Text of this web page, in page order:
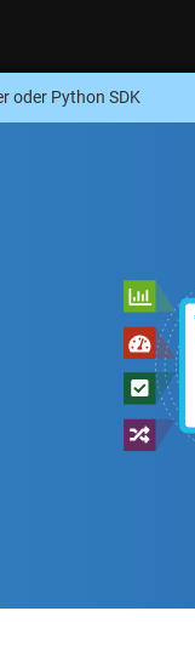
oder Python SDK